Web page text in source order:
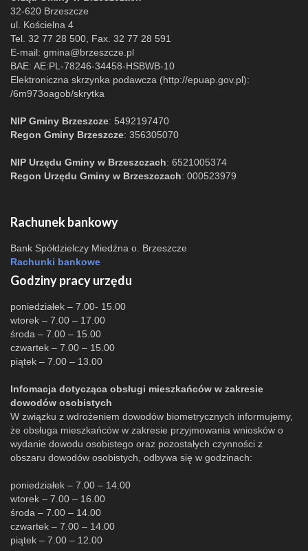
32-620 Brzeszcze
ul. Kościelna 4
Tel. 32 77 28 500, Fax. 32 77 28 591
E-mail: gmina@brzeszcze.pl
BAE: AE:PL-78246-34458-HSBWB-10
Elektroniczna skrzynka podawcza (http://epuap.gov.pl):
/6m973oagob/skrytka
NIP Gminy Brzeszcze: 5492197470
Regon Gminy Brzeszcze: 356305070
NIP Urzędu Gminy w Brzeszczach: 6521005374
Regon Urzędu Gminy w Brzeszczach: 000523979
Rachunek bankowy
Bank Spółdzielczy Miedźna o. Brzeszcze
Rachunki bankowe
Godziny pracy urzędu
poniedziałek – 7.00- 15.00
wtorek – 7.00 – 17.00
środa – 7.00 – 15.00
czwartek – 7.00 – 15.00
piątek – 7.00 – 13.00
Infomacja dotycząca obsługi mieszkańców w zakresie
dowodów osobistych
W związku z wdrożeniem dowodów biometrycznych informujemy,
że obsługa mieszkańców w zakresie przyjmowania wniosków o
wydanie dowodu osobistego oraz pozostałych czynności z
obszaru dowodów osobistych, odbywa się w godzinach:
poniedziałek – 7.00 – 14.00
wtorek – 7.00 – 16.00
środa – 7.00 – 14.00
czwartek – 7.00 – 14.00
piątek – 7.00 – 12.00